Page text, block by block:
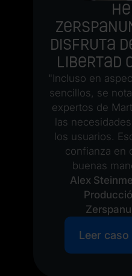
disfruta
libertad
"Incluso en
sencillos, se
expertos de
las
los usuarios.
confianza en
buenas
Alex
Leer